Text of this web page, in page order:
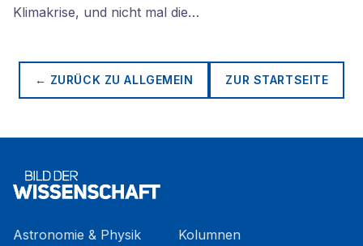
Klimakrise, und nicht mal die…
← ZURÜCK ZUALLGEMEIN ZUR STARTSEITE
Astronomie & Physik
Kolumnen